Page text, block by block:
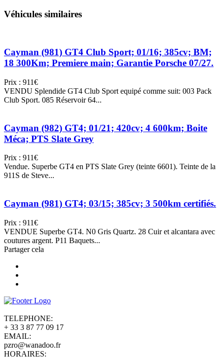
Véhicules similaires
Cayman (981) GT4 Club Sport; 01/16; 385cv; BM;
18 300Km; Premiere main; Garantie Porsche 07/27.
Prix : 911€
VENDU Splendide GT4 Club Sport equipé comme suit: 003 Pack
Club Sport. 085 Réservoir 64...
Cayman (982) GT4; 01/21; 420cv; 4 600km; Boite
Méca; PTS Slate Grey
Prix : 911€
Vendue. Superbe GT4 en PTS Slate Grey (teinte 6601). Teinte de la
911S de Steve...
Cayman (981) GT4; 03/15; 385cv; 3 500km certifiés.
Prix : 911€
VENDUE Superbe GT4. N0 Gris Quartz. 28 Cuir et alcantara avec
coutures argent. P11 Baquets...
Partager cela
TELEPHONE:
+ 33 3 87 77 09 17
EMAIL:
pzro@wanadoo.fr
HORAIRES: